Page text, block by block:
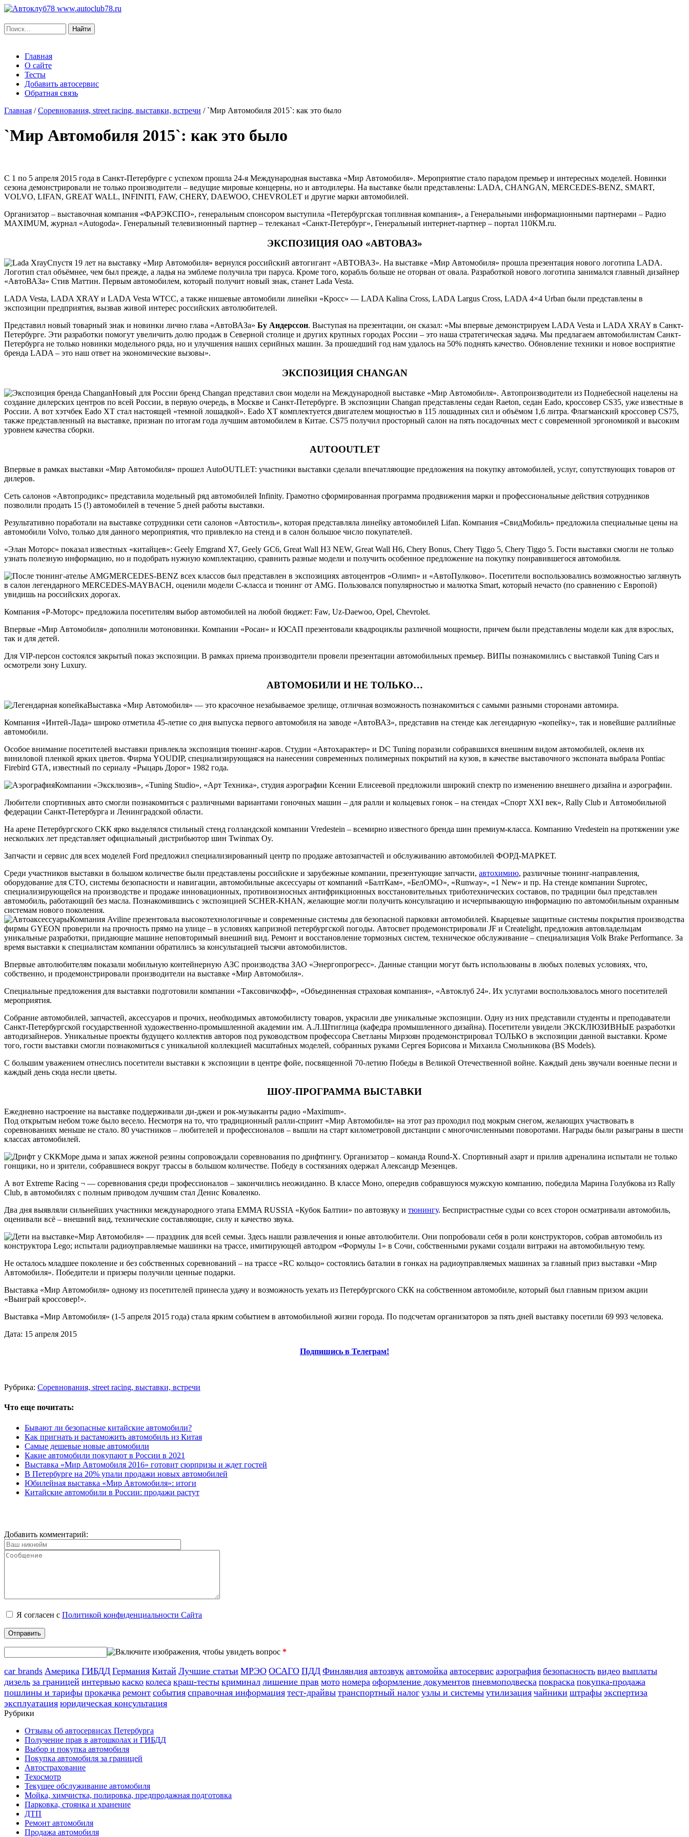
www.autoclub78.ru
Главная
О сайте
Тесты
Добавить автосервис
Обратная связь
Главная /Соревнования, street racing, выставки, встречи / `Мир Автомобиля 2015`: как это было
`Мир Автомобиля 2015`: как это было
С 1 по 5 апреля 2015 года в Санкт-Петербурге с успехом прошла 24-я Международная выставка «Мир Автомобиля». Мероприятие стало парадом премьер и интересных моделей. Новинки
сезона демонстрировали не только производители – ведущие мировые концерны, но и автодилеры. На выставке были представлены: LADA, CHANGAN, MERCEDES-BENZ, SMART,
VOLVO, LIFAN, GREAT WALL, INFINITI, FAW, CHERY, DAEWOO, CHEVROLET и другие марки автомобилей.
Организатор – выставочная компания «ФАРЭКСПО», генеральным спонсором выступила «Петербургская топливная компания», а Генеральными информационными партнерами – Радио
MAXIMUM, журнал «Autogoda». Генеральный телевизионный партнер – телеканал «Санкт-Петербург», Генеральный интернет-партнер – портал 110KM.ru.
ЭКСПОЗИЦИЯ ОАО «АВТОВАЗ»
Спустя 19 лет на выставку «Мир Автомобиля» вернулся российский автогигант «АВТОВАЗ». На выставке «Мир Автомобиля» прошла презентация нового логотипа LADA.
Логотип стал объёмнее, чем был прежде, а ладья на эмблеме получила три паруса. Кроме того, корабль больше не оторван от овала. Разработкой нового логотипа занимался главный дизайнер
«АвтоВАЗа» Стив Маттин. Первым автомобилем, который получит новый знак, станет Lada Vesta.
LADA Vesta, LADA XRAY и LADA Vesta WTCC, а также нишевые автомобили линейки «Кросс» — LADA Kalina Cross, LADA Largus Cross, LADA 4×4 Urban были представлены в
экспозиции предприятия, вызвав живой интерес российских автолюбителей.
Представил новый товарный знак и новинки лично глава «АвтоВАЗа» Бу Андерссон. Выступая на презентации, он сказал: «Мы впервые демонстрируем LADA Vesta и LADA XRAY в Санкт-
Петербурге. Эти разработки помогут увеличить долю продаж в Северной столице и других крупных городах России – это наша стратегическая задача. Мы предлагаем автомобилистам Санкт-
Петербурга не только новинки модельного ряда, но и улучшения наших серийных машин. За прошедший год нам удалось на 50% поднять качество. Обновление техники и новое восприятие
бренда LADA – это наш ответ на экономические вызовы».
ЭКСПОЗИЦИЯ CHANGAN
Новый для России бренд Changan представил свои модели на Международной выставке «Мир Автомобиля». Автопроизводители из Поднебесной нацелены на
создание дилерских центров по всей России, в первую очередь, в Москве и Санкт-Петербурге. В экспозиции Changan представлены седан Raeton, седан Eado, кроссовер CS35, уже известные в
России. А вот хэтчбек Eado XT стал настоящей «темной лошадкой». Eado XT комплектуется двигателем мощностью в 115 лошадиных сил и объёмом 1,6 литра. Флагманский кроссовер CS75,
также представленный на выставке, признан по итогам года лучшим автомобилем в Китае. CS75 получил просторный салон на пять посадочных мест с современной эргономикой и высоким
уровнем качества сборки.
AUTOOUTLET
Впервые в рамках выставки «Мир Автомобиля» прошел AutoOUTLET: участники выставки сделали впечатляющие предложения на покупку автомобилей, услуг, сопутствующих товаров от
дилеров.
Сеть салонов «Автопродикс» представила модельный ряд автомобилей Infinity. Грамотно сформированная программа продвижения марки и профессиональные действия сотрудников
позволили продать 15 (!) автомобилей в течение 5 дней работы выставки.
Результативно поработали на выставке сотрудники сети салонов «Автостиль», которая представляла линейку автомобилей Lifan. Компания «СвидМобиль» предложила специальные цены на
автомобили Volvo, только для данного мероприятия, что привлекло на стенд и в салон большое число покупателей.
«Элан Моторс» показал известных «китайцев»: Geely Emgrand X7, Geely GC6, Great Wall H3 NEW, Great Wall H6, Chery Bonus, Chery Tiggo 5, Chery Tiggo 5. Гости выставки смогли не только
узнать полезную информацию, но и подобрать нужную комплектацию, сравнить разные модели и получить особенное предложение на покупку понравившегося автомобиля.
MERCEDES-BENZ всех классов был представлен в экспозициях автоцентров «Олимп» и «АвтоПулково». Посетители воспользовались возможностью заглянуть
в салон легендарного MERCEDES-MAYBACH, оценили модели С-класса и тюнинг от AMG. Пользовался популярностью и малютка Smart, который нечасто (по сравнению с Европой)
увидишь на российских дорогах.
Компания «Р-Моторс» предложила посетителям выбор автомобилей на любой бюджет: Faw, Uz-Daewoo, Opel, Chevrolet.
Впервые «Мир Автомобиля» дополнили мотоновинки. Компании «Росан» и ЮСАП презентовали квадроциклы различной мощности, причем были представлены модели как для взрослых,
так и для детей.
Для VIP-персон состоялся закрытый показ экспозиции. В рамках приема производители провели презентации автомобильных премьер. ВИПы познакомились с выставкой Tuning Cars и
осмотрели зону Luxury.
АВТОМОБИЛИ И НЕ ТОЛЬКО…
Выставка «Мир Автомобиля» — это красочное незабываемое зрелище, отличная возможность познакомиться с самыми разными сторонами автомира.
Компания «Интей-Лада» широко отметила 45-летие со дня выпуска первого автомобиля на заводе «АвтоВАЗ», представив на стенде как легендарную «копейку», так и новейшие раллийные
автомобили.
Особое внимание посетителей выставки привлекла экспозиция тюнинг-каров. Студии «Автохарактер» и DC Tuning поразили собравшихся внешним видом автомобилей, оклеив их
виниловой пленкой ярких цветов. Фирма YOUDIP, специализирующаяся на нанесении современных полимерных покрытий на кузов, в качестве выставочного экспоната выбрала Pontiac
Firebird GTA, известный по сериалу «Рыцарь Дорог» 1982 года.
Компании «Эксклюзив», «Tuning Studio», «Арт Техника», студия аэрографии Ксении Елисеевой предложили широкий спектр по изменению внешнего дизайна и аэрографии.
Любители спортивных авто смогли познакомиться с различными вариантами гоночных машин – для ралли и кольцевых гонок – на стендах «Спорт XXI век», Rally Club и Автомобильной
федерации Санкт-Петербурга и Ленинградской области.
На арене Петербургского СКК ярко выделялся стильный стенд голландской компании Vredestein – всемирно известного бренда шин премиум-класса. Компанию Vredestein на протяжении уже
нескольких лет представляет официальный дистрибьютор шин Twinmax Oy.
Запчасти и сервис для всех моделей Ford предложил специализированный центр по продаже автозапчастей и обслуживанию автомобилей ФОРД-МАРКЕТ.
Среди участников выставки в большом количестве были представлены российские и зарубежные компании, презентующие запчасти, автохимию, различные тюнинг-направления,
оборудование для СТО, системы безопасности и навигации, автомобильные аксессуары от компаний «БалтКам», «БелОМО», «Runway», «1 New» и пр. На стенде компании Suprotec,
специализирующейся на производстве и продаже инновационных, противоизносных антифрикционных восстановительных триботехнических составов, по традиции был представлен
автомобиль, работающий без масла. Познакомившись с экспозицией SCHER-KHAN, желающие могли получить консультацию и исчерпывающую информацию по автомобильным охранным
системам нового поколения.
Компания Aviline презентовала высокотехнологичные и современные системы для безопасной парковки автомобилей. Кварцевые защитные системы покрытия производства
фирмы GYEON проверили на прочность прямо на улице – в условиях капризной петербургской погоды. Автосвет продемонстрировали JF и Createlight, предложив автовладельцам
уникальные разработки, придающие машине неповторимый внешний вид. Ремонт и восстановление тормозных систем, техническое обслуживание – специализация Volk Brake Performance. За
время выставки к специалистам компании обратились за консультацией тысячи автомобилистов.
Впервые автолюбителям показали мобильную контейнерную АЗС производства ЗАО «Энергопрогресс». Данные станции могут быть использованы в любых полевых условиях, что,
собственно, и продемонстрировали производители на выставке «Мир Автомобиля».
Специальные предложения для выставки подготовили компании «Таксовичкофф», «Объединенная страховая компания», «Автоклуб 24». Их услугами воспользовалось много посетителей
мероприятия.
Собрание автомобилей, запчастей, аксессуаров и прочих, необходимых автомобилисту товаров, украсили две уникальные экспозиции. Одну из них представили студенты и преподаватели
Санкт-Петербургской государственной художественно-промышленной академии им. А.Л.Штиглица (кафедра промышленного дизайна). Посетители увидели ЭКСКЛЮЗИВНЫЕ разработки
автодизайнеров. Уникальные проекты будущего коллектив авторов под руководством профессора Светланы Мирзоян продемонстрировал ТОЛЬКО в экспозиции данной выставки. Кроме
того, гости выставки смогли познакомиться с уникальной коллекцией масштабных моделей, собранных руками Сергея Борисова и Михаила Смольникова (BS Models).
С большим уважением отнеслись посетители выставки к экспозиции в центре фойе, посвященной 70-летию Победы в Великой Отечественной войне. Каждый день звучали военные песни и
каждый день сюда несли цветы.
ШОУ-ПРОГРАММА ВЫСТАВКИ
Ежедневно настроение на выставке поддерживали ди-джеи и рок-музыканты радио «Maximum».
Под открытым небом тоже было весело. Несмотря на то, что традиционный ралли-спринт «Мир Автомобиля» на этот раз проходил под мокрым снегом, желающих участвовать в
соревнованиях меньше не стало. 80 участников – любителей и профессионалов – вышли на старт километровой дистанции с многочисленными поворотами. Награды были разыграны в шести
классах автомобилей.
Море дыма и запах жженой резины сопровождали соревнования по дрифтингу. Организатор – команда Round-X. Спортивный азарт и прилив адреналина испытали не только
гонщики, но и зрители, собравшиеся вокруг трассы в большом количестве. Победу в состязаниях одержал Александр Мезенцев.
А вот Extreme Racing ¬ — соревнования среди профессионалов – закончились неожиданно. В классе Моно, опередив собравшуюся мужскую компанию, победила Марина Голубкова из Rally
Club, в автомобилях с полным приводом лучшим стал Денис Коваленко.
Два дня выявляли сильнейших участники международного этапа EMMA RUSSIA «Кубок Балтии» по автозвуку и тюнингу. Беспристрастные судьи со всех сторон осматривали автомобиль,
оценивали всё – внешний вид, технические составляющие, силу и качество звука.
«Мир Автомобиля» — праздник для всей семьи. Здесь нашли развлечения и юные автолюбители. Они попробовали себя в роли конструкторов, собрав автомобиль из
конструктора Lego; испытали радиоуправляемые машинки на трассе, имитирующей автодром «Формулы 1» в Сочи, собственными руками создали витражи на автомобильную тему.
Не осталось младшее поколение и без собственных соревнований – на трассе «RC кольцо» состоялись баталии в гонках на радиоуправляемых машинах за главный приз выставки «Мир
Автомобиля». Победители и призеры получили ценные подарки.
Выставка «Мир Автомобиля» одному из посетителей принесла удачу и возможность уехать из Петербургского СКК на собственном автомобиле, который был главным призом акции
«Выиграй кроссовер!».
Выставка «Мир Автомобиля» (1-5 апреля 2015 года) стала ярким событием в автомобильной жизни города. По подсчетам организаторов за пять дней выставку посетили 69 993 человека.
Дата: 15 апреля 2015
Подпишись в Телеграм!
Рубрика: Соревнования, street racing, выставки, встречи
Что еще почитать:
Бывают ли безопасные китайские автомобили?
Как пригнать и растаможить автомобиль из Китая
Самые дешевые новые автомобили
Какие автомобили покупают в России в 2021
Выставка «Мир Автомобиля 2016» готовит сюрпризы и ждет гостей
В Петербурге на 20% упали продажи новых автомобилей
Юбилейная выставка «Мир Автомобиля»: итоги
Китайские автомобили в России: продажи растут
Добавить комментарий:
Я согласен с Политикой конфиденциальности Сайта
*
car brands Америка ГИБДД Германия Китай Лучшие статьи МРЭО ОСАГО ПДД Финляндия автозвук автомойка автосервис аэрография безопасность видео выплаты
дизель за границей интервью каско колеса краш-тесты криминал лишение прав мото номера оформление документов пневмоподвеска покраска покупка-продажа
пошлины и тарифы прокачка ремонт события справочная информация тест-драйвы транспортный налог узлы и системы утилизация чайники штрафы экспертиза
эксплуатация юридическая консультация
Рубрики
Отзывы об автосервисах Петербурга
Получение прав в автошколах и ГИБДД
Выбор и покупка автомобиля
Покупка автомобиля за границей
Автострахование
Техосмотр
Текущее обслуживание автомобиля
Мойка, химчистка, полировка, предпродажная подготовка
Парковка, стоянка и хранение
ДТП
Ремонт автомобиля
Продажа автомобиля